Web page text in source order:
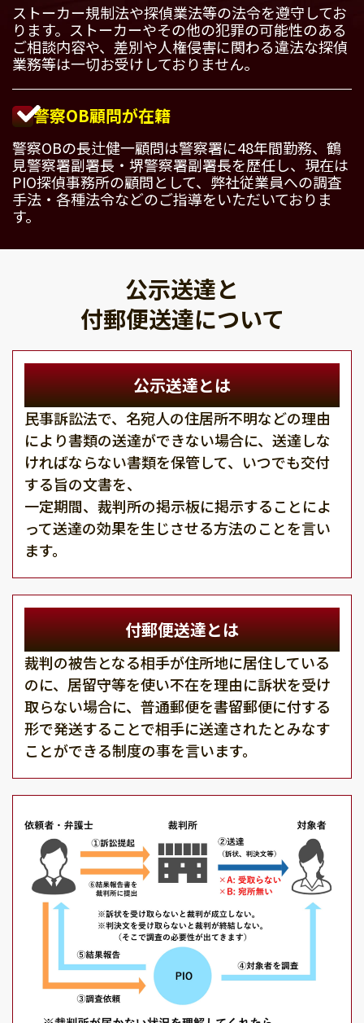
ストーカー規制法や探偵業法等の法令を遵守してお
ります。ストーカーやその他の犯罪の可能性のある
ご相談内容や、差別や人権侵害に関わる違法な探偵
業務等は一切お受けしておりません。
警察OB顧問が在籍
警察OBの長辻健一顧問は警察署に48年間勤務、鶴
見警察署副署長・堺警察署副署長を歴任し、現在は
PIO探偵事務所の顧問として、弊社従業員への調査
手法・各種法令などのご指導をいただいておりま
す。
公示送達と
付郵便送達について
公示送達とは
民事訴訟法で、名宛人の住居所不明などの理由
により書類の送達ができない場合に、送達しな
ければならない書類を保管して、いつでも交付
する旨の文書を、
一定期間、裁判所の掲示板に掲示することによ
って送達の効果を生じさせる方法のことを言い
ます。
付郵便送達とは
裁判の被告となる相手が住所地に居住している
のに、居留守等を使い不在を理由に訴状を受け
取らない場合に、普通郵便を書留郵便に付する
形で発送することで相手に送達されたとみなす
ことができる制度の事を言います。